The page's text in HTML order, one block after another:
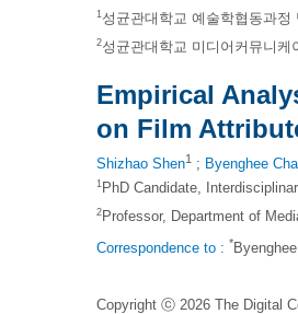
1성균관대학교 예술학협동과정
2성균관대학교 미디어커뮤니케
Empirical
on Film
Shizhao Shen1 ; Byenghee
1 PhD Candidate,
2 Professor, Department of
Correspondence to : *
Copyright ⓒ 2026 The Digital